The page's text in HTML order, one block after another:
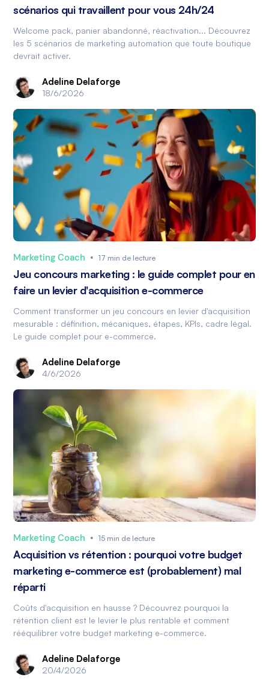
scénarios qui travaillent pour vous 24h/24
Welcome pack, panier abandonné, réactivation... Découvrez
les 5 scénarios de marketing automation que toute boutique
devrait activer.
Adeline Delaforge
18/6/2026
Marketing Coach • 17 min de lecture
Jeu concours marketing : le guide complet pour en
faire un levier d'acquisition e-commerce
Comment transformer un jeu concours en levier d'acquisition
mesurable : définition, mécaniques, étapes, KPIs, cadre légal.
Le guide complet pour e-commerce.
Adeline Delaforge
4/6/2026
Marketing Coach • 15 min de lecture
Acquisition vs rétention : pourquoi votre budget
marketing e-commerce est (probablement) mal
réparti
Coûts d'acquisition en hausse ? Découvrez pourquoi la
rétention client est le levier le plus rentable et comment
rééquilibrer votre budget marketing e-commerce.
Adeline Delaforge
20/4/2026